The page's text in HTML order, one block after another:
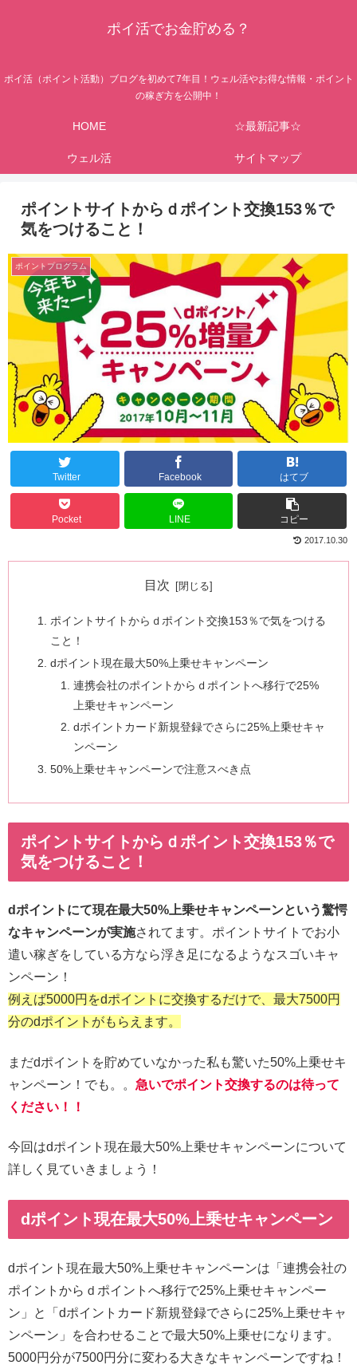
ポイ活でお金貯める？
ポイ活（ポイント活動）ブログを初めて7年目！ウェル活やお得な情報・ポイント
の稼ぎ方を公開中！
HOME ☆最新記事☆
ウェル活 サイトマップ
ポイントサイトからｄポイント交換153％で
気をつけること！
ポイントプログラム
Twitter Facebook はてブ
Pocket LINE コピー
2017.10.30
目次
ポイントサイトからｄポイント交換153％で気をつける
こと！
dポイント現在最大50%上乗せキャンペーン
連携会社のポイントからｄポイントへ移行で25%
上乗せキャンペーン
dポイントカード新規登録でさらに25%上乗せキャ
ンペーン
50%上乗せキャンペーンで注意スべき点
ポイントサイトからｄポイント交換153％で
気をつけること！
dポイントにて現在最大50%上乗せキャンペーンという驚愕
なキャンペーンが実施されてます。ポイントサイトでお小
遣い稼ぎをしている方なら浮き足になるようなスゴいキャ
ンペーン！
例えば5000円をdポイントに交換するだけで、最大7500円
分のdポイントがもらえます。
まだdポイントを貯めていなかった私も驚いた50%上乗せキ
ャンペーン！でも。。 急いでポイント交換するのは待って
ください！！
今回はdポイント現在最大50%上乗せキャンペーンについて
詳しく見ていきましょう！
dポイント現在最大50%上乗せキャンペーン
dポイント現在最大50%上乗せキャンペーンは「連携会社の
ポイントからｄポイントへ移行で25%上乗せキャンペー
ン」と「dポイントカード新規登録でさらに25%上乗せキャ
ンペーン」を合わせることで最大50%上乗せになります。
5000円分が7500円分に変わる大きなキャンペーンですね！